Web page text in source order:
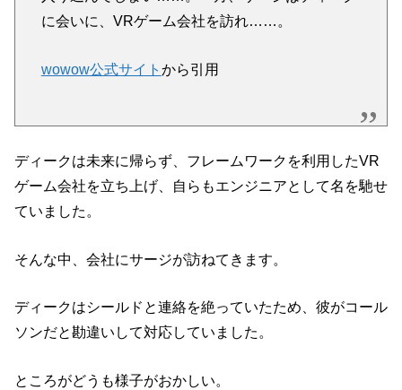
に会いに、VRゲーム会社を訪れ……。
wowow公式サイト から引用
ディークは未来に帰らず、フレームワークを利用したVR
ゲーム会社を立ち上げ、自らもエンジニアとして名を馳せ
ていました。
そんな中、会社にサージが訪ねてきます。
ディークはシールドと連絡を絶っていたため、彼がコール
ソンだと勘違いして対応していました。
ところがどうも様子がおかしい。